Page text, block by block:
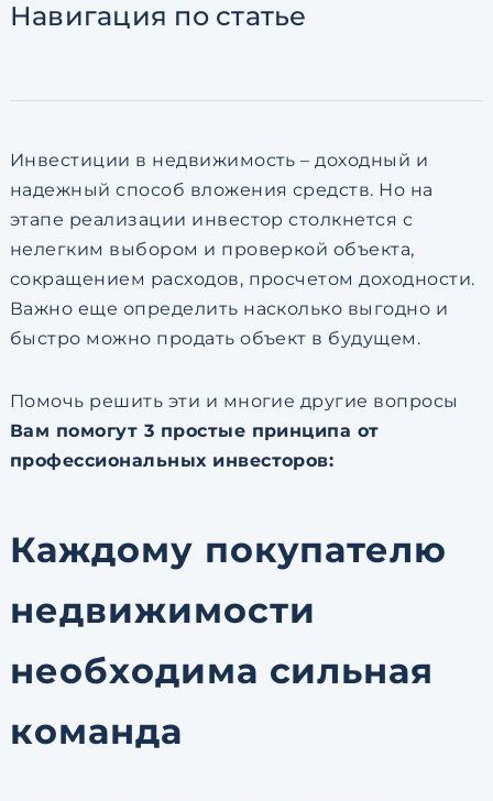
Навигация по статье
Инвестиции в недвижимость – доходный и
надежный способ вложения средств. Но на
этапе реализации инвестор столкнется с
нелегким выбором и проверкой объекта,
сокращением расходов, просчетом доходности.
Важно еще определить насколько выгодно и
быстро можно продать объект в будущем.
Помочь решить эти и многие другие вопросы
Вам помогут 3 простые принципа от
профессиональных инвесторов:
Каждому покупателю
недвижимости
необходима сильная
команда
Согласен с